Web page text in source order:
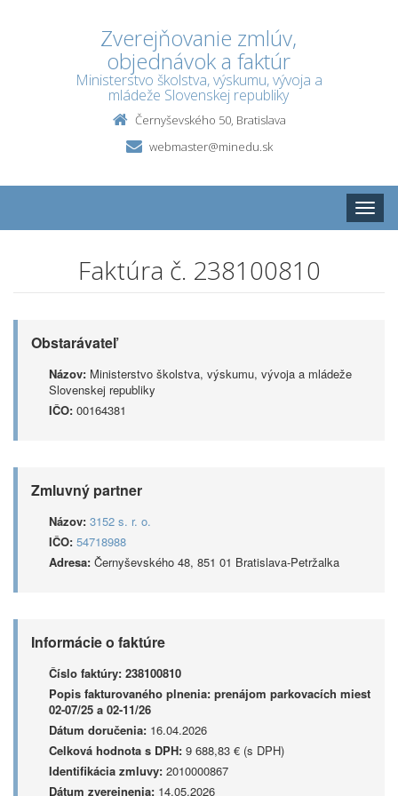
Zverejňovanie zmlúv,
objednávok a faktúr
Ministerstvo školstva, výskumu, vývoja a
mládeže Slovenskej republiky
Černyševského 50, Bratislava
webmaster@minedu.sk
Toggle
Faktúra č. 238100810
Obstarávateľ
Názov: Ministerstvo školstva, výskumu, vývoja a mládeže
Slovenskej republiky
IČO: 00164381
Zmluvný partner
Názov: 3152 s. r. o.
IČO: 54718988
Adresa: Černyševského 48, 851 01 Bratislava-Petržalka
Informácie o faktúre
Číslo faktúry: 238100810
Popis fakturovaného plnenia: prenájom parkovacích miest
02-07/25 a 02-11/26
Dátum doručenia: 16.04.2026
Celková hodnota s DPH: 9 688,83 € (s DPH)
Identifikácia zmluvy: 2010000867
Dátum zverejnenia: 14.05.2026